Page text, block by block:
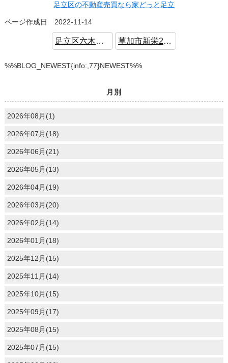
足立区の不動産売買なら家どっと足立
ページ作成日 2022-11-14
足立区六木 新築戸建 都心部へアクセス良好 ワイドバルコニー 草加市新栄2 新築戸建 住環境良好 駐車場並列2台可
%%BLOG_NEWEST{info:,77}NEWEST%%
月別
2026年08月(1)
2026年07月(18)
2026年06月(21)
2026年05月(13)
2026年04月(19)
2026年03月(20)
2026年02月(14)
2026年01月(18)
2025年12月(15)
2025年11月(14)
2025年10月(15)
2025年09月(17)
2025年08月(15)
2025年07月(15)